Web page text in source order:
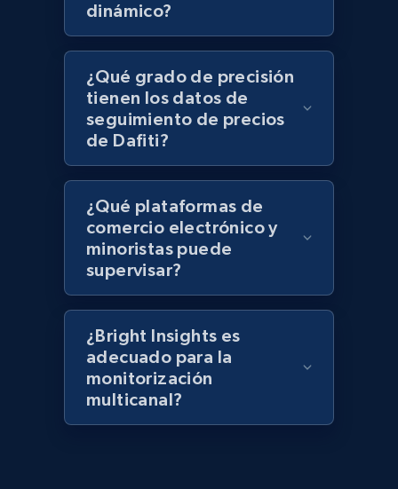
Lazada - Products - Discover products by
keyword
URL, Title, Rating, Reviews, Initial price, Final
price, Currency, Stock, and more.
Lazada - Products - Discover products by
URL, Title, Rating, Reviews, Initial price, Final
price, Currency, Stock, and more.
991+ 165+
dinámico?
¿Qué grado de precisión
tienen los datos de
seguimiento de precios
de Dafiti?
¿Qué plataformas de
comercio electrónico y
minoristas puede
supervisar?
¿Bright Insights es
adecuado para la
monitorización
multicanal?